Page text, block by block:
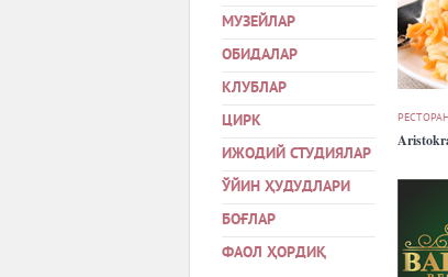
МУЗЕЙЛАР
ОБИДАЛАР
КЛУБЛАР
ЦИРК
ИЖОДИЙ СТУДИЯЛАР
ЎЙИН ҲУДУДЛАРИ
БОҒЛАР
ФАОЛ ҲОРДИҚ